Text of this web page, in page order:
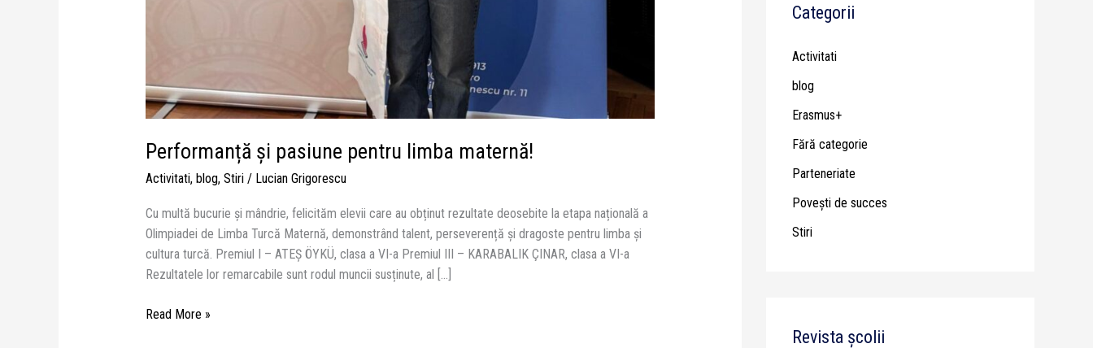
Performanță și pasiune pentru limba maternă!
Activitati, blog, Stiri/ Lucian Grigorescu
Cu multă bucurie și mândrie, felicităm elevii care au obținut rezultate deosebite la etapa națională a
Olimpiadei de Limba Turcă Maternă, demonstrând talent, perseverență și dragoste pentru limba și
cultura turcă. Premiul I – ATEȘ ÖYKÜ, clasa a VI-a Premiul III – KARABALIK ÇINAR, clasa a VI-a
Rezultatele lor remarcabile sunt rodul muncii susținute, al […]
Read More »
Categorii
Activitati
blog
Erasmus+
Fără categorie
Parteneriate
Poveşti de succes
Stiri
Revista școlii